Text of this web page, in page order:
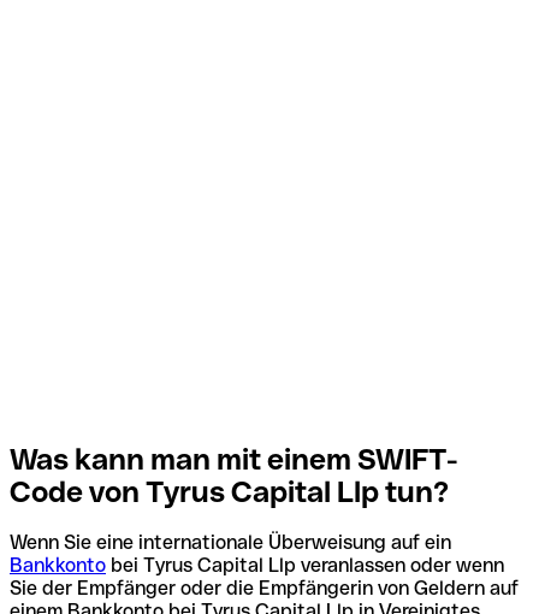
Was kann man mit einem SWIFT-
Code von Tyrus Capital Llp tun?
Wenn Sie eine internationale Überweisung auf ein
Bankkonto bei Tyrus Capital Llp veranlassen oder wenn
Sie der Empfänger oder die Empfängerin von Geldern auf